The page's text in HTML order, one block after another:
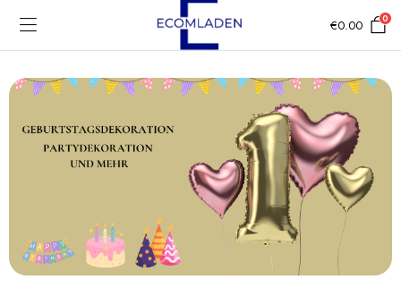
€0.00 0